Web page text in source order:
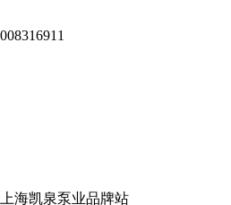
海凯泉泵业品牌站